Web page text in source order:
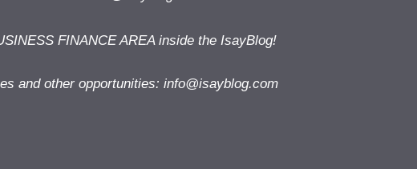
FINANCE AREA inside the IsayBlog!
and other opportunities: info@isayblog.com